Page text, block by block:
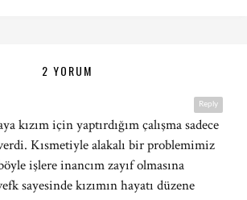
2 YORUM
Reply
kızım için yaptırdığım çalışma sadece
Kısmetiyle alakalı bir problemimiz
işlere inancım zayıf olmasına
sayesinde kızımın hayatı düzene